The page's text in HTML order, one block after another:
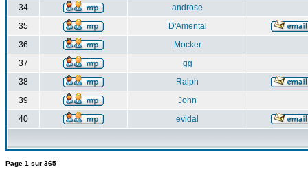
34
androse
35
D'Amental
36
Mocker
37
gg
38
Ralph
39
John
40
evidal
Page 1 sur 365